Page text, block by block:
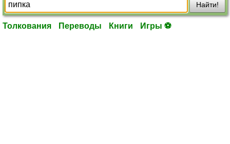
Найти!
Толкования Переводы Книги Игры ⚽